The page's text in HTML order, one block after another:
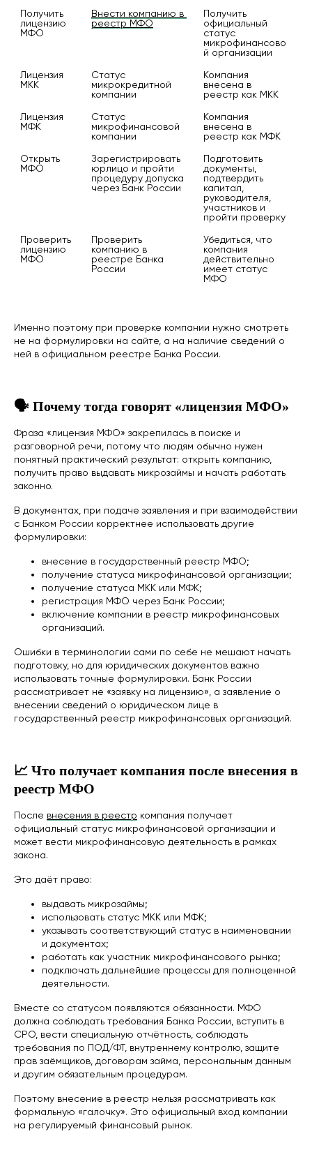
Получить
лицензию
МФО
Внести компанию в
реестр МФО
Получить
официальный
статус
микрофинансово
й организации
Лицензия
МКК
Статус
микрокредитной
компании
Компания
внесена в
реестр как МКК
Лицензия
МФК
Статус
микрофинансовой
компании
Компания
внесена в
реестр как МФК
Открыть
МФО
Зарегистрировать
юрлицо и пройти
процедуру допуска
через Банк России
Подготовить
документы,
подтвердить
капитал,
руководителя,
участников и
пройти проверку
Проверить
лицензию
МФО
Проверить
компанию в
реестре Банка
России
Убедиться, что
компания
действительно
имеет статус
МФО
Именно поэтому при проверке компании нужно смотреть
не на формулировки на сайте, а на наличие сведений о
ней в официальном реестре Банка России.
🗣️ Почему тогда говорят «лицензия МФО»
Фраза «лицензия МФО» закрепилась в поиске и
разговорной речи, потому что людям обычно нужен
понятный практический результат: открыть компанию,
получить право выдавать микрозаймы и начать работать
законно.
В документах, при подаче заявления и при взаимодействии
с Банком России корректнее использовать другие
формулировки:
внесение в государственный реестр МФО;
получение статуса микрофинансовой организации;
получение статуса МКК или МФК;
регистрация МФО через Банк России;
включение компании в реестр микрофинансовых
организаций.
Ошибки в терминологии сами по себе не мешают начать
подготовку, но для юридических документов важно
использовать точные формулировки. Банк России
рассматривает не «заявку на лицензию», а заявление о
внесении сведений о юридическом лице в
государственный реестр микрофинансовых организаций.
📈 Что получает компания после внесения в
реестр МФО
После внесения в реестр компания получает
официальный статус микрофинансовой организации и
может вести микрофинансовую деятельность в рамках
закона.
Это даёт право:
выдавать микрозаймы;
использовать статус МКК или МФК;
указывать соответствующий статус в наименовании
и документах;
работать как участник микрофинансового рынка;
подключать дальнейшие процессы для полноценной
деятельности.
Вместе со статусом появляются обязанности. МФО
должна соблюдать требования Банка России, вступить в
СРО, вести специальную отчётность, соблюдать
требования по ПОД/ФТ, внутреннему контролю, защите
прав заёмщиков, договорам займа, персональным данным
и другим обязательным процедурам.
Поэтому внесение в реестр нельзя рассматривать как
формальную «галочку». Это официальный вход компании
на регулируемый финансовый рынок.